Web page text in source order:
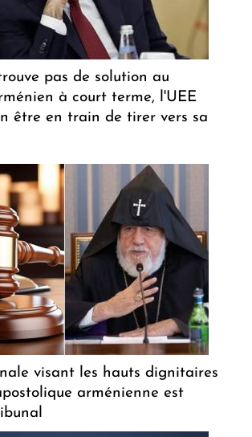
pas de solution au
à court terme, l'UEE
être en train de tirer vers sa
visant les hauts dignitaires
arménienne est